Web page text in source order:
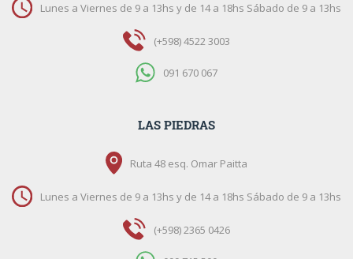
Lunes a Viernes de 9 a 13hs y de 14 a 18hs Sábado de 9 a 13hs
(+598) 4522 3003
091 670 067
LAS PIEDRAS
Ruta 48 esq. Omar Paitta
Lunes a Viernes de 9 a 13hs y de 14 a 18hs Sábado de 9 a 13hs
(+598) 2365 0426